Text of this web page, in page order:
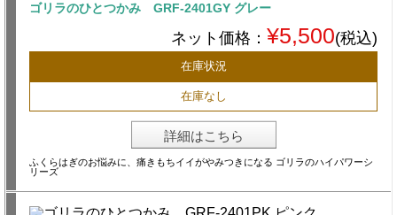
ゴリラのひとつかみ GRF-2401GY グレー
ネット価格： ¥5,500(税込)
在庫状況
在庫なし
詳細はこちら
ふくらはぎのお悩みに、痛きもちイイがやみつきになる ゴリラのハイパワーシ
リーズ